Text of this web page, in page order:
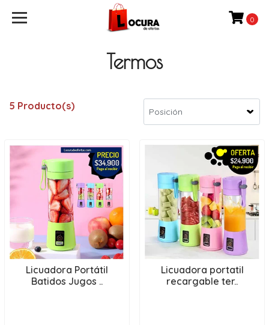
0
Termos
5 Producto(s)
Licuadora Portátil
Batidos Jugos ..
Licuadora portatil
recargable ter..